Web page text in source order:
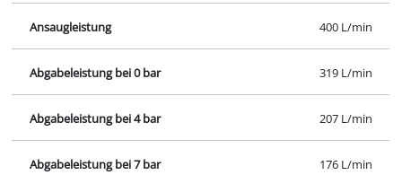
Ansaugleistung 400 L/min
Abgabeleistung bei 0 bar 319 L/min
Abgabeleistung bei 4 bar 207 L/min
Abgabeleistung bei 7 bar 176 L/min